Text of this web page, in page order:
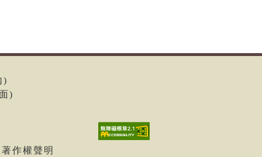
)
)
作權聲明